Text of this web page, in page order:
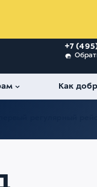
+7
Как